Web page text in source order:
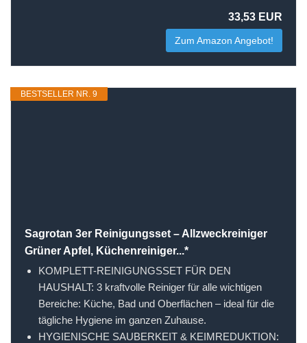
33,53 EUR
Zum Amazon Angebot!
BESTSELLER NR. 9
Sagrotan 3er Reinigungsset – Allzweckreiniger
Grüner Apfel, Küchenreiniger...*
KOMPLETT-REINIGUNGSSET FÜR DEN
HAUSHALT: 3 kraftvolle Reiniger für alle wichtigen
Bereiche: Küche, Bad und Oberflächen – ideal für die
tägliche Hygiene im ganzen Zuhause.
HYGIENISCHE SAUBERKEIT & KEIMREDUKTION: